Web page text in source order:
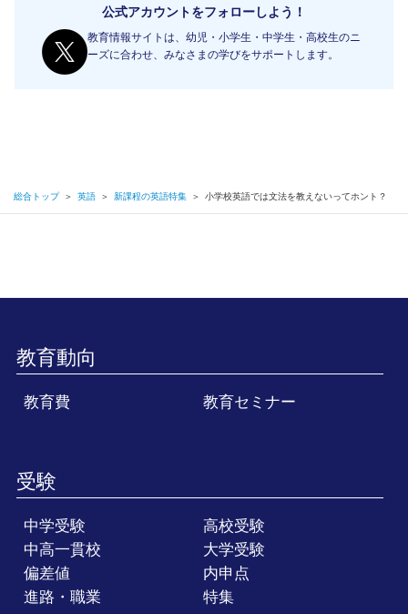
公式アカウントをフォローしよう！
教育情報サイトは、幼児・小学生・中学生・高校生のニ
ーズに合わせ、みなさまの学びをサポートします。
総合トップ ＞ 英語 ＞ 新課程の英語特集 ＞ 小学校英語では文法を教えないってホント？
教育動向
教育費 教育セミナー
受験
中学受験
高校受験
中高一貫校
大学受験
偏差値
内申点
進路・職業
特集